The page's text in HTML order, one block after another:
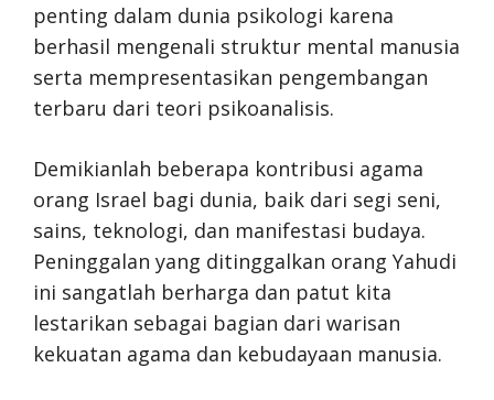
penting dalam dunia psikologi karena
berhasil mengenali struktur mental manusia
serta mempresentasikan pengembangan
terbaru dari teori psikoanalisis.
Demikianlah beberapa kontribusi agama
orang Israel bagi dunia, baik dari segi seni,
sains, teknologi, dan manifestasi budaya.
Peninggalan yang ditinggalkan orang Yahudi
ini sangatlah berharga dan patut kita
lestarikan sebagai bagian dari warisan
kekuatan agama dan kebudayaan manusia.